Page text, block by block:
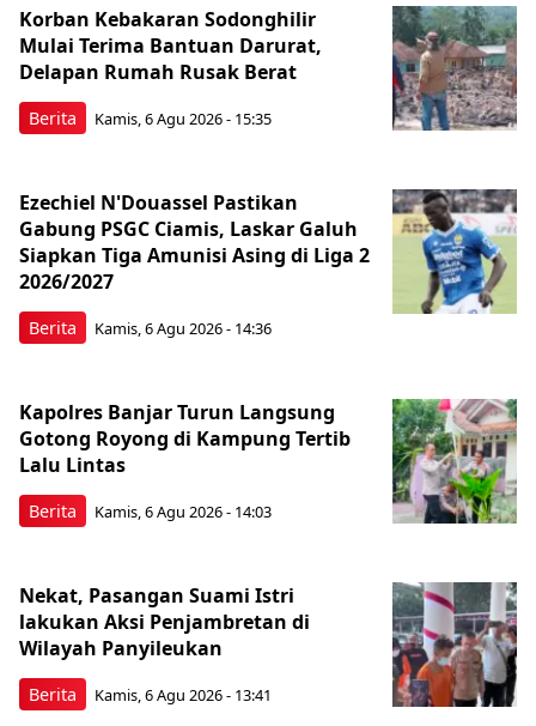
Berita
Korban Kebakaran Sodonghilir
Mulai Terima Bantuan Darurat,
Delapan Rumah Rusak Berat
Kamis, 6 Agu 2026 - 15:35
Berita
Ezechiel N'Douassel Pastikan
Gabung PSGC Ciamis, Laskar Galuh
Siapkan Tiga Amunisi Asing di Liga 2
2026/2027
Kamis, 6 Agu 2026 - 14:36
Berita
Kapolres Banjar Turun Langsung
Gotong Royong di Kampung Tertib
Lalu Lintas
Kamis, 6 Agu 2026 - 14:03
Berita
Nekat, Pasangan Suami Istri
lakukan Aksi Penjambretan di
Wilayah Panyileukan
Kamis, 6 Agu 2026 - 13:41